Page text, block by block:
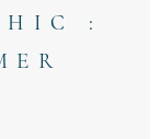
: